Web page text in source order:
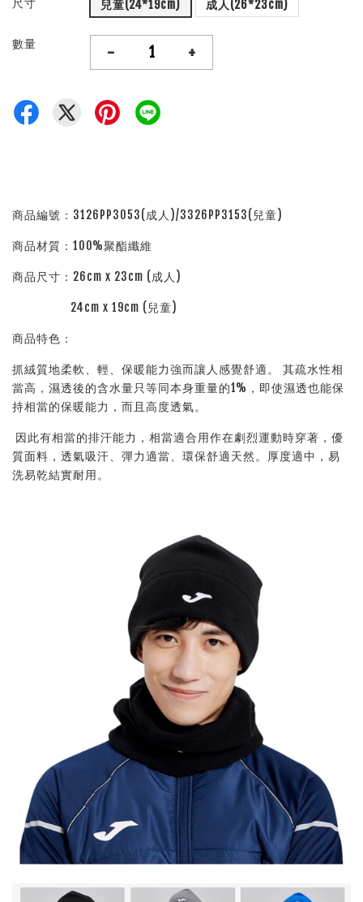
尺寸 兒童(24*19cm) 成人(26*23cm)
數量 - +
商品編號：3126PP3053(成人)/3326PP3153(兒童)
商品材質：100%聚酯纖維
商品尺寸：26cm x 23cm (成人)
24cm x 19cm (兒童)
商品特色：
抓絨質地柔軟、輕、保暖能力強而讓人感覺舒適。 其疏水性相
當高，濕透後的含水量只等同本身重量的1%，即使濕透也能保
持相當的保暖能力，而且高度透氣。
因此有相當的排汗能力，相當適合用作在劇烈運動時穿著，優
質面料，透氣吸汗、彈力適當、環保舒適天然。厚度適中，易
洗易乾結實耐用。